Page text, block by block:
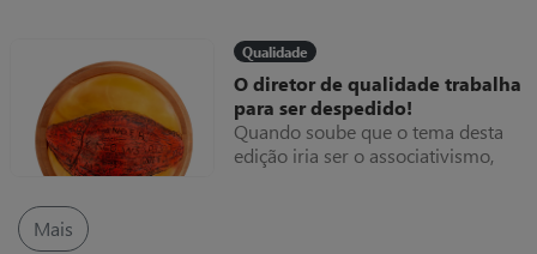
valor exorbitante, suponhamos
10.000€.
“Exterminador Implacável” e
pensam nesse futuro sombrio.
Qualidade
O diretor de qualidade trabalha
para ser despedido!
Quando soube que o tema desta
edição iria ser o associativismo,
Mais